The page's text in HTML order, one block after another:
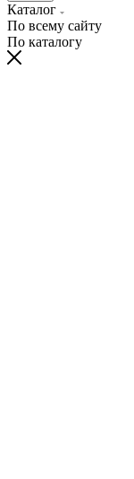
Каталог
По всему сайту
По каталогу